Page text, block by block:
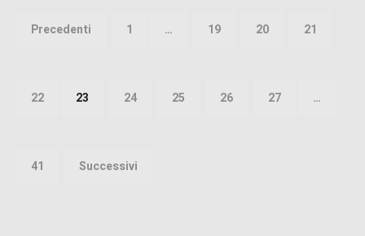
degli
articoli
Precedenti 1 … 19 20 21
22 23 24 25 26 27 …
41 Successivi